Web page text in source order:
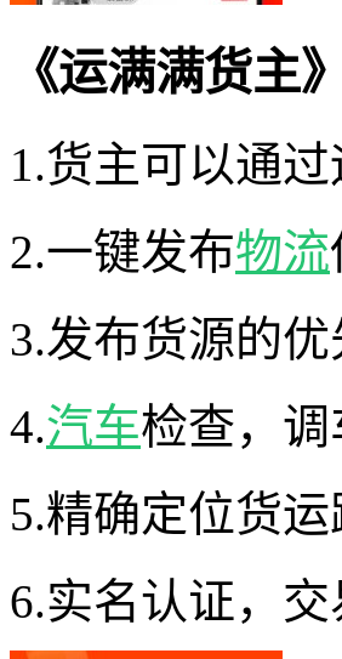
《运满满货主
1.货主可以通
2.一键发布物流
3.发布货源的
4.汽车检查，
5.精确定位货
6.实名认证，交